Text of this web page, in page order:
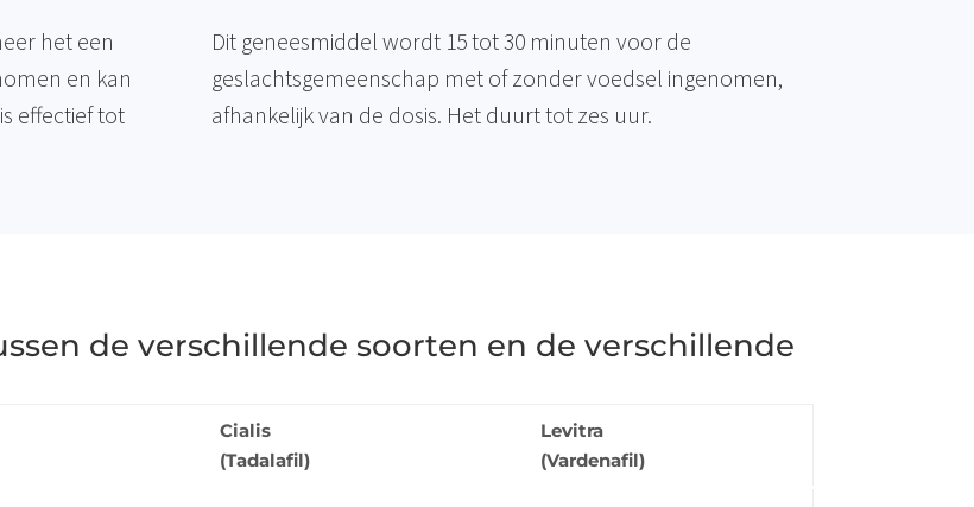
het een
en kan
effectief tot
Dit geneesmiddel wordt 15 tot 30 minuten voor de
geslachtsgemeenschap met of zonder voedsel ingenomen,
afhankelijk van de dosis. Het duurt tot zes uur.
de verschillende soorten en de verschillende
Cialis
(Tadalafil)
Levitra
(Vardenafil)